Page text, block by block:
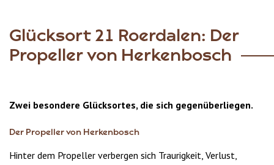
Glücksort 21 Roerdalen: Der
Propeller von Herkenbosch
Zwei besondere Glücksortes, die sich gegenüberliegen.
Der Propeller von Herkenbosch
Hinter dem Propeller verbergen sich Traurigkeit, Verlust,